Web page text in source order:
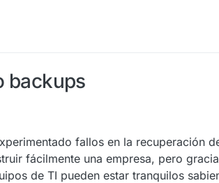
backups
fallos en la recuperación
fácilmente una empresa, pero
de TI pueden estar tranquilos